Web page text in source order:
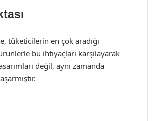
tüketicilerin en çok aradığı
bu ihtiyaçları karşılayarak
değil, aynı zamanda